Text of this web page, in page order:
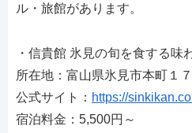
ル・旅館があります。
・信貴館 氷見の旬を食する味
所在地：富山県氷見市本町１
公式サイト： https://
宿泊料金：5,500円～